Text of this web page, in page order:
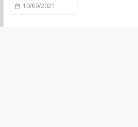
10/09/2021